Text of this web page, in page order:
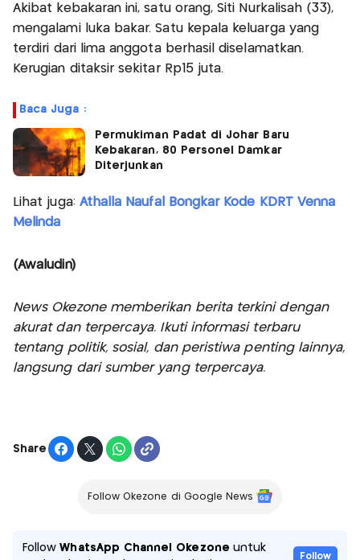
Akibat kebakaran ini, satu orang, Siti Nurkalisah (33),
mengalami luka bakar. Satu kepala keluarga yang
terdiri dari lima anggota berhasil diselamatkan.
Kerugian ditaksir sekitar Rp15 juta.
Baca Juga :
Permukiman Padat di Johar Baru
Kebakaran, 80 Personel Damkar
Diterjunkan
Lihat juga: Athalla Naufal Bongkar Kode KDRT Venna
Melinda
(Awaludin)
News Okezone memberikan berita terkini dengan
akurat dan terpercaya. Ikuti informasi terbaru
tentang politik, sosial, dan peristiwa penting lainnya,
langsung dari sumber yang terpercaya.
Share
Follow Okezone di Google News
FollowWhatsApp Channel Okezone untuk
Follow